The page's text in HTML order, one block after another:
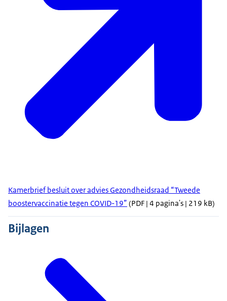
Kamerbrief besluit over advies Gezondheidsraad “Tweede
boostervaccinatie tegen COVID-19” (PDF | 4 pagina's | 219 kB)
Bijlagen